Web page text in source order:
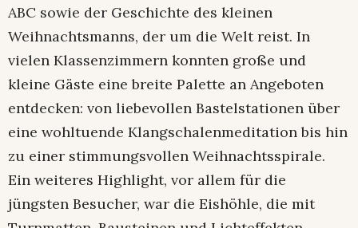
ABC sowie der Geschichte des kleinen
Weihnachtsmanns, der um die Welt reist. In
vielen Klassenzimmern konnten große und
kleine Gäste eine breite Palette an Angeboten
entdecken: von liebevollen Bastelstationen über
eine wohltuende Klangschalenmeditation bis hin
zu einer stimmungsvollen Weihnachtsspirale.
Ein weiteres Highlight, vor allem für die
jüngsten Besucher, war die Eishöhle, die mit